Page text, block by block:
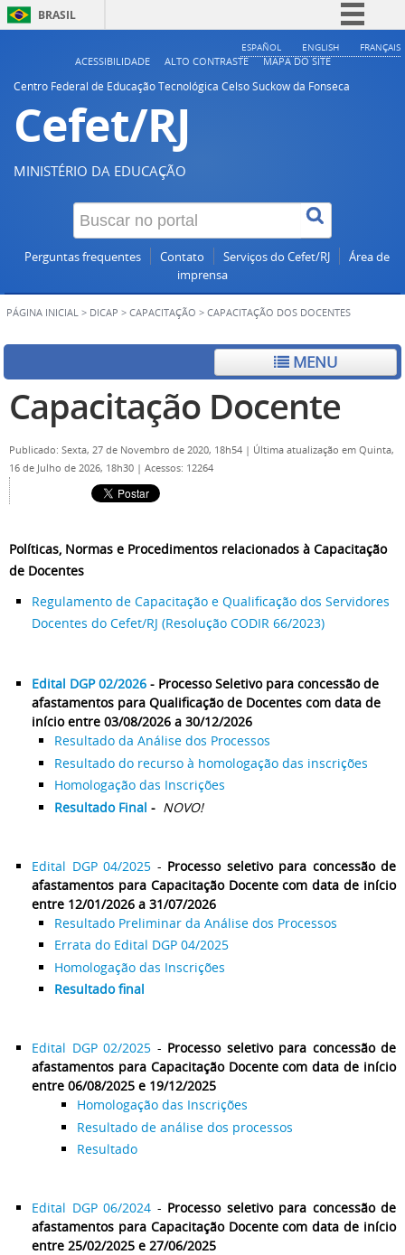
BRASIL
Simplifique!
ESPAÑOL ENGLISH FRANÇAIS
ACESSIBILIDADE ALTO CONTRASTE
MAPA DO SITE
Centro Federal de Educação Tecnológica Celso Suckow da Fonseca
Cefet/RJ
MINISTÉRIO DA EDUCAÇÃO
Perguntas frequentes Contato Serviços do Cefet/RJ
Área de
imprensa
PÁGINA INICIAL > DICAP > CAPACITAÇÃO > CAPACITAÇÃO DOS DOCENTES
MENU
Capacitação Docente
Publicado: Sexta, 27 de Novembro de 2020, 18h54 | Última atualização em Quinta,
16 de Julho de 2026, 18h30 | Acessos: 12264
Políticas, Normas e Procedimentos relacionados à Capacitação
de Docentes
Regulamento de Capacitação e Qualificação dos Servidores
Docentes do Cefet/RJ (Resolução CODIR 66/2023)
Edital DGP 02/2026 - Processo Seletivo para concessão de
afastamentos para Qualificação de Docentes com data de
início entre 03/08/2026 a 30/12/2026
Resultado da Análise dos Processos
Resultado do recurso à homologação das inscrições
Homologação das Inscrições
Resultado Final - NOVO!
Edital DGP 04/2025 - Processo seletivo para concessão de
afastamentos para Capacitação Docente com data de início
entre 12/01/2026 a 31/07/2026
Resultado Preliminar da Análise dos Processos
Errata do Edital DGP 04/2025
Homologação das Inscrições
Resultado final
Edital DGP 02/2025 - Processo seletivo para concessão de
afastamentos para Capacitação Docente com data de início
entre 06/08/2025 e 19/12/2025
Homologação das Inscrições
Resultado de análise dos processos
Resultado
Edital DGP 06/2024 - Processo seletivo para concessão de
afastamentos para Capacitação Docente com data de início
entre 25/02/2025 e 27/06/2025